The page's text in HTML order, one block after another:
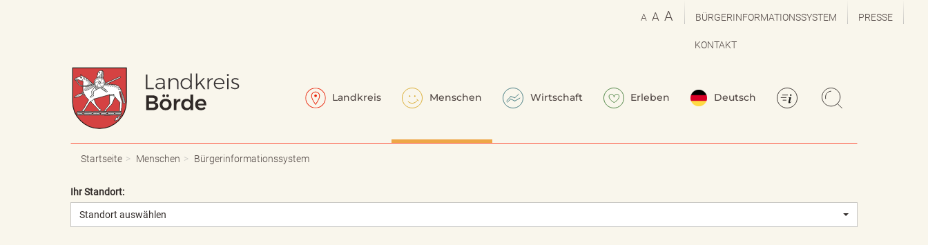
A A A BÜRGERINFORMATIONSSYSTEM PRESSE
KONTAKT
a
p
c
Landkreis Menschen Wirtschaft Erleben Deutsch
Startseite Menschen Bürgerinformationssystem
Ihr Standort:
Standort auswählen